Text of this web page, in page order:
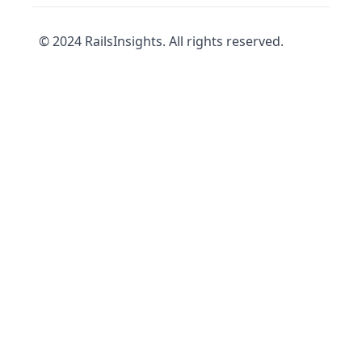
© 2024 RailsInsights. All rights reserved.